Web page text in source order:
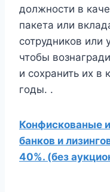
должности в
пакета или
сотрудников или
чтобы
и сохранить их в
годы. .
Конфискованые
банков и
40%. (без